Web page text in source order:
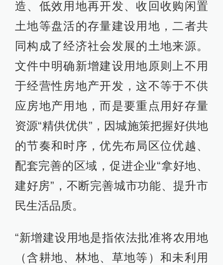
造、低效用地再开发、收回收购闲置
土地等盘活的存量建设用地，二者共
同构成了经济社会发展的土地来源。
文件中明确新增建设用地原则上不用
于经营性房地产开发，这不等于不供
应房地产用地，而是要重点用好存量
资源“精供优供”，因城施策把握好供地
的节奏和时序，优先布局区位优越、
配套完善的区域，促进企业“拿好地、
建好房”，不断完善城市功能、提升市
民生活品质。
“新增建设用地是指依法批准将农用地
（含耕地、林地、草地等）和未利用